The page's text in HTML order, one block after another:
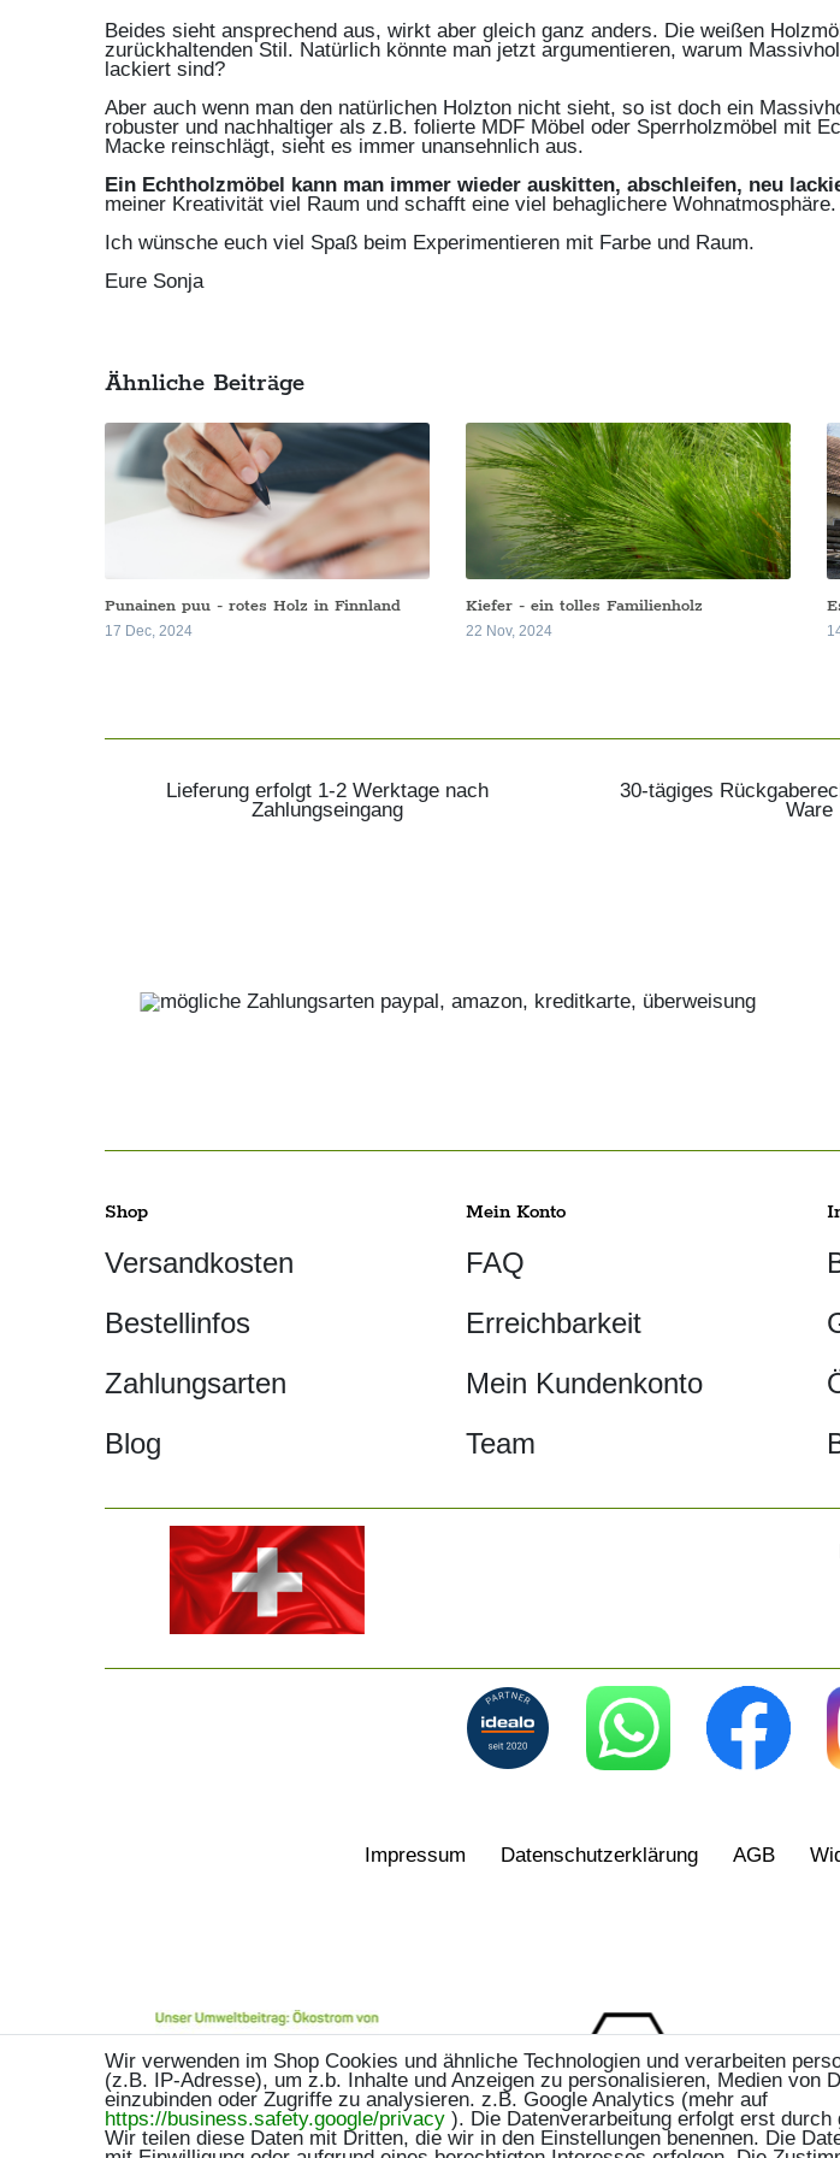
Beides sieht ansprechend aus, wirkt aber gleich ganz anders. Die weißen
zurückhaltenden Stil. Natürlich könnte man jetzt argumentieren, warum
lackiert sind?
Aber auch wenn man den natürlichen Holzton nicht sieht, so ist doch ein
robuster und nachhaltiger als z.B. folierte MDF Möbel oder Sperrholzmöbel mit
Macke reinschlägt, sieht es immer unansehnlich aus.
Ein Echtholzmöbel kann man immer wieder auskitten, abschleifen, neu
meiner Kreativität viel Raum und schafft eine viel behaglichere Wohnatmosphäre.
Ich wünsche euch viel Spaß beim Experimentieren mit Farbe und Raum.
Eure Sonja
Ähnliche Beiträge
Punainen puu - rotes Holz in Finnland
17 Dec, 2024
Kiefer - ein tolles Familienholz
22 Nov, 2024
Lieferung erfolgt 1-2 Werktage nach
Zahlungseingang
30-tägiges
Ware
Shop
Versandkosten
Bestellinfos
Zahlungsarten
Blog
Mein Konto
FAQ
Erreichbarkeit
Mein Kundenkonto
Team
Impressum Daten­schutz­erklärung AGB
Wir verwenden im Shop Cookies und ähnliche Technologien und verarbeiten
(z.B. IP-Adresse), um z.b. Inhalte und Anzeigen zu personalisieren, Medien von
einzubinden oder Zugriffe zu analysieren. z.B. Google Analytics (mehr auf
https://business.safety.google/privacy ). Die Datenverarbeitung erfolgt erst durch
Wir teilen diese Daten mit Dritten, die wir in den Einstellungen benennen. Die